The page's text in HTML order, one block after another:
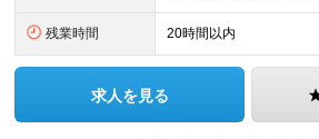
残業時間 20時間以内
求人を見る